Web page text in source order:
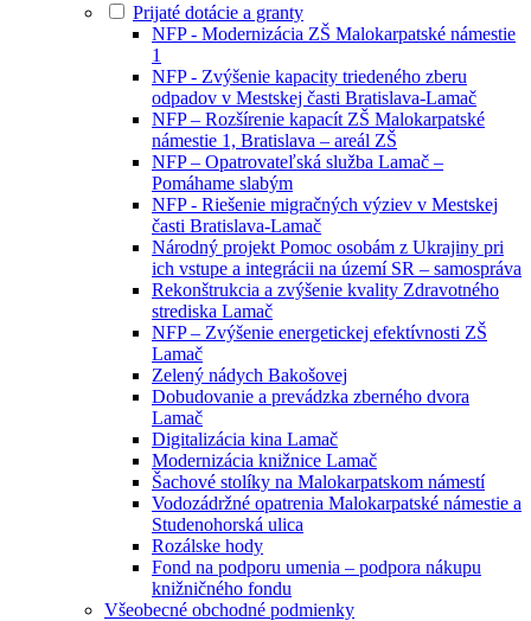
Prijaté dotácie a granty
NFP - Modernizácia ZŠ Malokarpatské námestie
1
NFP - Zvýšenie kapacity triedeného zberu
odpadov v Mestskej časti Bratislava-Lamač
NFP – Rozšírenie kapacít ZŠ Malokarpatské
námestie 1, Bratislava – areál ZŠ
NFP – Opatrovateľská služba Lamač –
Pomáhame slabým
NFP - Riešenie migračných výziev v Mestskej
časti Bratislava-Lamač
Národný projekt Pomoc osobám z Ukrajiny pri
ich vstupe a integrácii na území SR – samospráva
Rekonštrukcia a zvýšenie kvality Zdravotného
strediska Lamač
NFP – Zvýšenie energetickej efektívnosti ZŠ
Lamač
Zelený nádych Bakošovej
Dobudovanie a prevádzka zberného dvora
Lamač
Digitalizácia kina Lamač
Modernizácia knižnice Lamač
Šachové stolíky na Malokarpatskom námestí
Vodozádržné opatrenia Malokarpatské námestie a
Studenohorská ulica
Rozálske hody
Fond na podporu umenia – podpora nákupu
knižničného fondu
Všeobecné obchodné podmienky